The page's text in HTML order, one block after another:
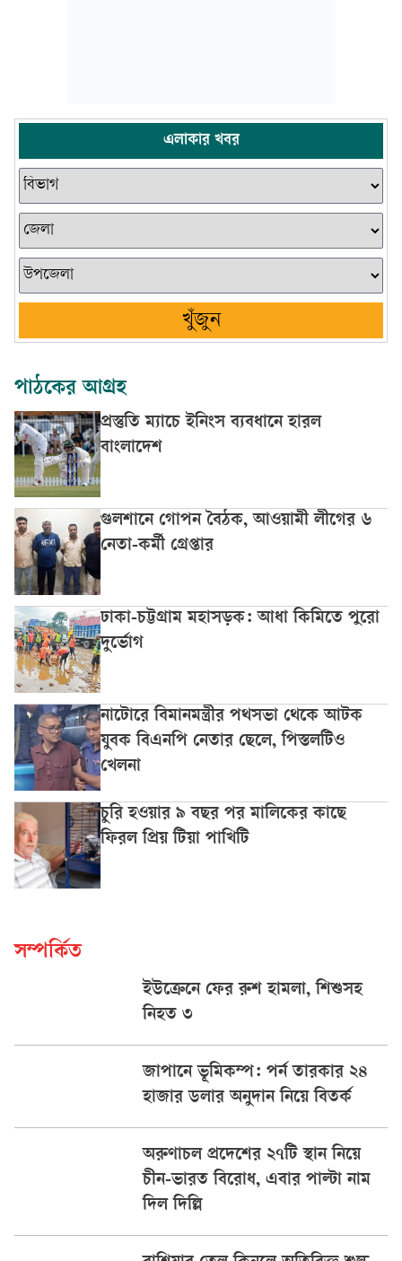
এলাকার খবর
খুঁজুন
পাঠকের আগ্রহ
প্রস্তুতি ম্যাচে ইনিংস ব্যবধানে হারল
বাংলাদেশ
গুলশানে গোপন বৈঠক, আওয়ামী লীগের ৬
নেতা-কর্মী গ্রেপ্তার
ঢাকা-চট্টগ্রাম মহাসড়ক: আধা কিমিতে পুরো
দুর্ভোগ
নাটোরে বিমানমন্ত্রীর পথসভা থেকে আটক
যুবক বিএনপি নেতার ছেলে, পিস্তলটিও
খেলনা
চুরি হওয়ার ৯ বছর পর মালিকের কাছে
ফিরল প্রিয় টিয়া পাখিটি
সম্পর্কিত
ইউক্রেনে ফের রুশ হামলা, শিশুসহ
নিহত ৩
জাপানে ভূমিকম্প: পর্ন তারকার ২৪
হাজার ডলার অনুদান নিয়ে বিতর্ক
অরুণাচল প্রদেশের ২৭টি স্থান নিয়ে
চীন-ভারত বিরোধ, এবার পাল্টা নাম
দিল দিল্লি